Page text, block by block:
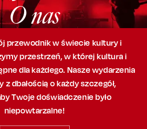
O nas
przewodnik w świecie kultury i
przestrzeń,w której kultura i
dla każdego. Nasze wydarzenia
z dbałością o każdy szczegół,
Twoje doświadczenie było
niepowtarzalne!